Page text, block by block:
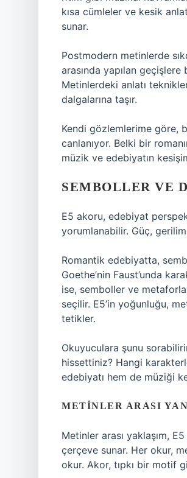
kısa cümleler ve kesik
sunar.
Postmodern metinlerde
arasında yapılan
Metinlerdeki anlatı
dalgalarına taşır.
Kendi gözlemlerime göre,
canlanıyor. Belki bir
müzik ve edebiyatın
SEMBOLLER VE
E5 akoru, edebiyat
yorumlanabilir. Güç,
Romantik edebiyatta,
Goethe’nin Faust’unda
ise, semboller ve
seçilir. E5’in yoğunluğu,
tetikler.
Okuyuculara şunu
hissettiniz? Hangi
edebiyatı hem de müziği
METINLER ARASI
Metinler arası yaklaşım,
çerçeve sunar. Her okur,
okur. Akor, tıpkı bir motif